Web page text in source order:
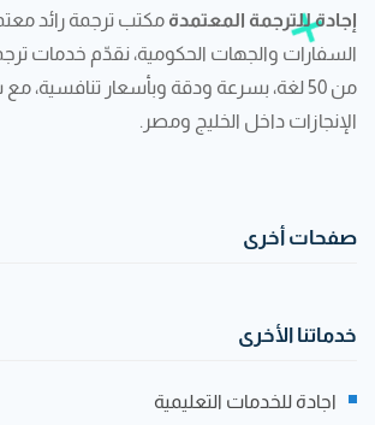
إجادة للترجمة المعتمدة مكتب ترجمة رائد
السفارات والجهات الحكومية، نقدّم خدمات
من 50 لغة، بسرعة ودقة وبأسعار
الإنجازات داخل الخليج ومصر.
صفحات أخرى
خدماتنا الأخرى
اجادة للخدمات التعليمية